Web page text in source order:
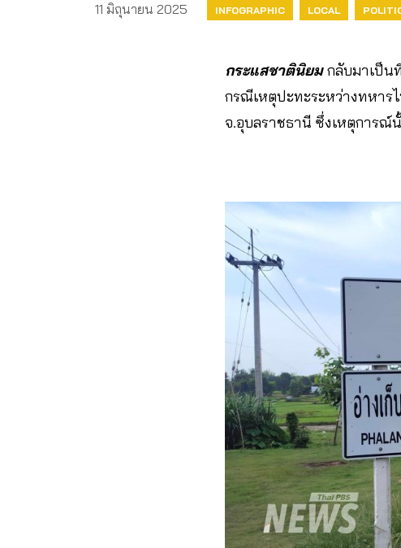
11 มิถุนายน 2025 INFOGRAPHIC LOCAL
กระแสชาตินิยมกลับมาเป็น
กรณีเหตุปะทะระหว่างทหาร
จ.อุบลราชธานี ซึ่งเหตุการ